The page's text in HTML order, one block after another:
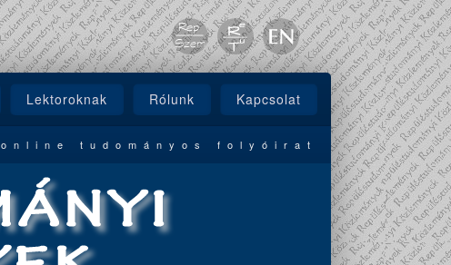
online tudományos folyóirat
Lektoroknak Rólunk Kapcsolat